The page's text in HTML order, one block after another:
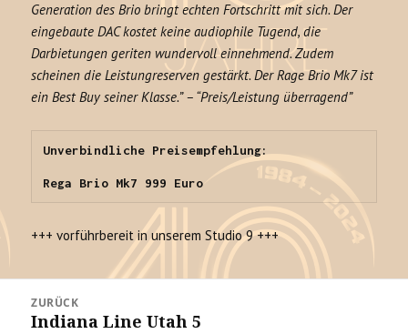
Generation des Brio bringt echten Fortschritt mit sich. Der
eingebaute DAC kostet keine audiophile Tugend, die
Darbietungen geriten wundervoll einnehmend. Zudem
scheinen die Leistungreserven gestärkt. Der Rage Brio Mk7 ist
ein Best Buy seiner Klasse.” – “Preis/Leistung überragend”
Unverbindliche Preisempfehlung:
Rega Brio Mk7 999 Euro
+++ vorführbereit in unserem Studio 9 +++
Navigation
ZURÜCK
Vorheriger
Indiana Line Utah 5